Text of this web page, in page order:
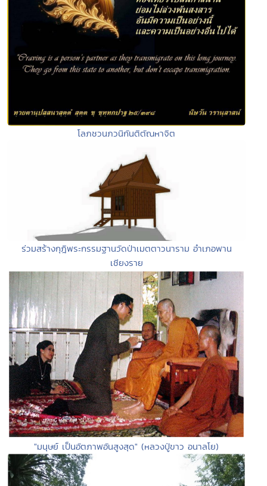
โลภชวนภวนิกันติตัณหาจิต
ร่วมสร้างกุฎิพระกรรมฐานวัดป่าเมตตาวนาราม อำเภอพาน
เชียงราย
"มนุษย์ เป็นอัตภาพอันสูงสุด" (หลวงปู่ขาว อนาลโย)